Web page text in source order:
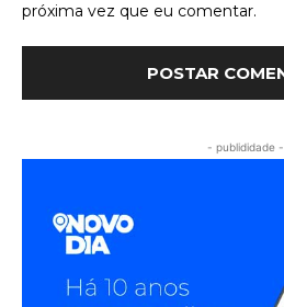
próxima vez que eu comentar.
- publididade -